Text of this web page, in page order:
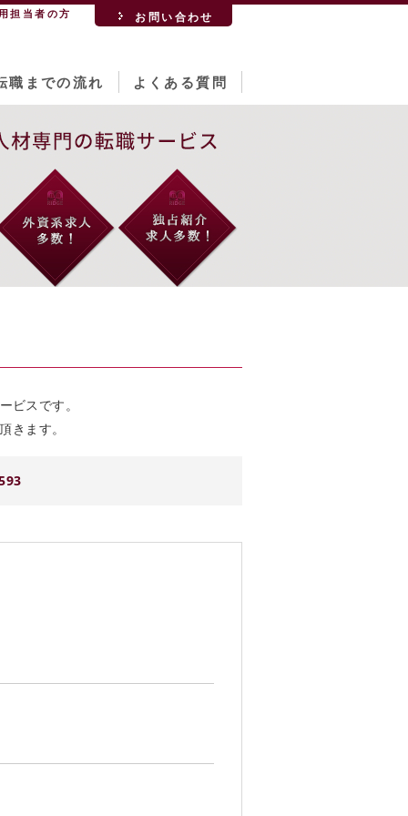
担当者の方 お問い合わせ
職までの流れ よくある質問
ビスです。
きます。